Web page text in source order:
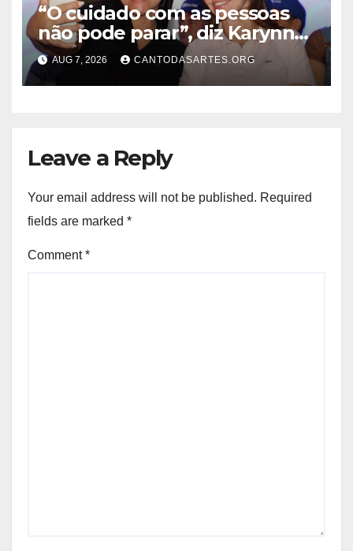
“O cuidado com as pessoas
não pode parar”, diz Karynne
Sotero ao reforçar seu apoio à
professora Dorinha
AUG 7, 2026 CANTODASARTES.ORG
Leave a Reply
Your email address will not be published. Required
fields are marked *
Comment*